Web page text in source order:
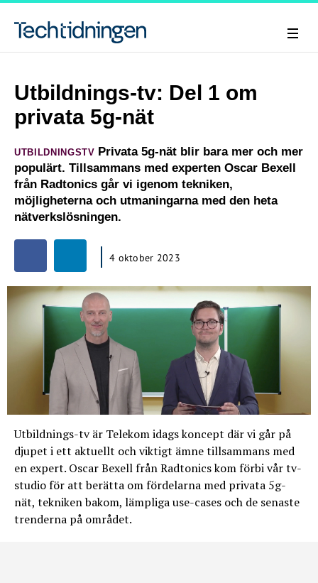
Utbildnings-tv: Del 1 om
privata 5g-nät
UTBILDNINGSTV Privata 5g-nät blir bara mer och mer
populärt. Tillsammans med experten Oscar Bexell
från Radtonics går vi igenom tekniken,
möjligheterna och utmaningarna med den heta
nätverkslösningen.
4 oktober 2023
Utbildnings-tv är Telekom idags koncept där vi går på
djupet i ett aktuellt och viktigt ämne tillsammans med
en expert. Oscar Bexell från Radtonics kom förbi vår tv-
studio för att berätta om fördelarna med privata 5g-
nät, tekniken bakom, lämpliga use-cases och de senaste
trenderna på området.